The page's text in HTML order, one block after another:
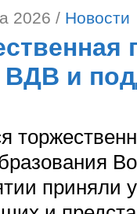
2026 / Новости
ВДВ и
приняли